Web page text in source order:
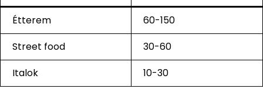
Étterem
60-150
Street food
30-60
Italok
10-30